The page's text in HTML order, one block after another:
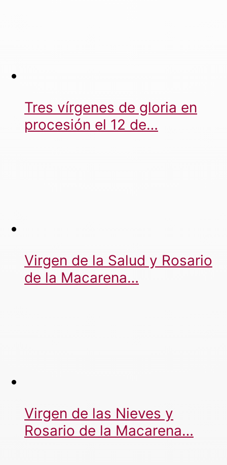
Tres vírgenes de gloria en
procesión el 12 de…
Virgen de la Salud y Rosario
de la Macarena…
Virgen de las Nieves y
Rosario de la Macarena…